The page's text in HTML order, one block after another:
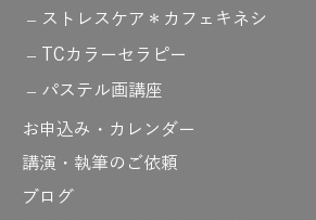
ストレスケア＊カフェキネシ
TCカラーセラピー
パステル画講座
お申込み・カレンダー
講演・執筆のご依頼
ブログ